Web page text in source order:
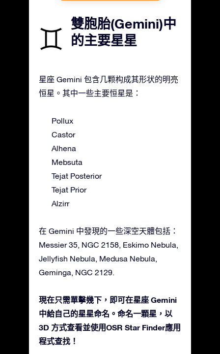
雙胞胎(Gemini)中
的主要星星
星座 Gemini 包含几颗构成其形状的明亮
恒星。其中一些主要恒星是：
Pollux
Castor
Alhena
Mebsuta
Tejat Posterior
Tejat Prior
Alzirr
在 Gemini 中發現的一些深空天體包括：
Messier 35, NGC 2158, Eskimo Nebula,
Jellyfish Nebula, Medusa Nebula,
Geminga, NGC 2129.
現在只需單擊幾下，即可在星座 Gemini
中給自己的星星命名。命名一顆星，以
3D 方式查看並使用OSR Star Finder應用
程式查找！